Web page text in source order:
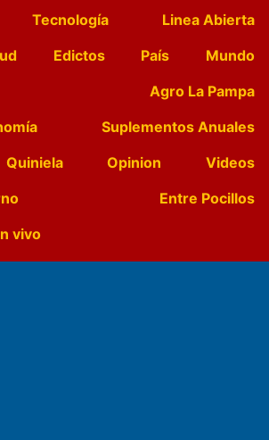
Tecnología
Linea Abierta
Edictos País
Mundo
Agro La Pampa
Suplementos Anuales
Quiniela Opinion
Videos
Entre Pocillos
vivo